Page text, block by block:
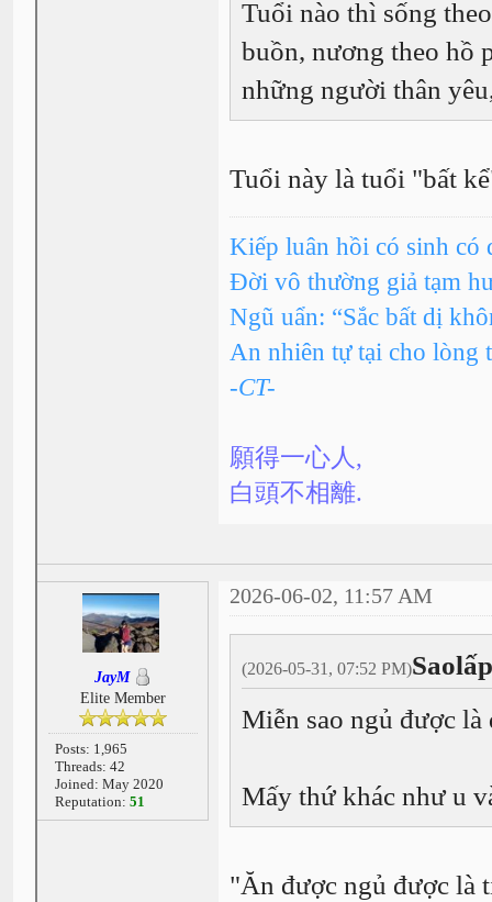
Tuổi nào thì sống
buồn, nương theo hồ
những người thân
Tuổi này là tuổi "bất
Kiếp luân hồi có sinh có
Đời vô thường giả tạm
Ngũ uẩn: “Sắc bất dị
An nhiên tự tại cho lòng
-CT-
願得一心人,
白頭不相離.
JayM
Elite Member
Posts: 1,965
Threads: 42
Joined: May 2020
Reputation: 51
2026-06-02, 11:57 AM
(2026-05-31, 07:52 PM)
Miễn sao ngủ được là
Mấy thứ khác như u
"Ăn được ngủ được